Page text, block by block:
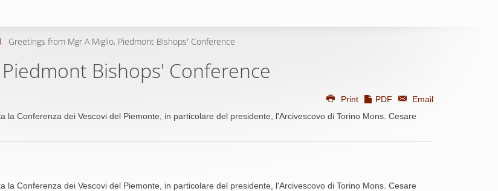
Greetings from Mgr A Miglio, Piedmont Bishops' Conference
Bishops' Conference
Print PDF
Email
Conferenza dei Vescovi del Piemonte, in particolare del presidente, l'Arcivescovo di Torino Mons. Cesare
Conferenza dei Vescovi del Piemonte, in particolare del presidente, l'Arcivescovo di Torino Mons. Cesare